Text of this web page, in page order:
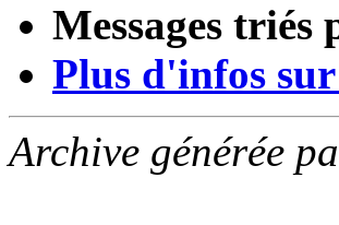
Messages triés
Plus d'infos
Archive générée